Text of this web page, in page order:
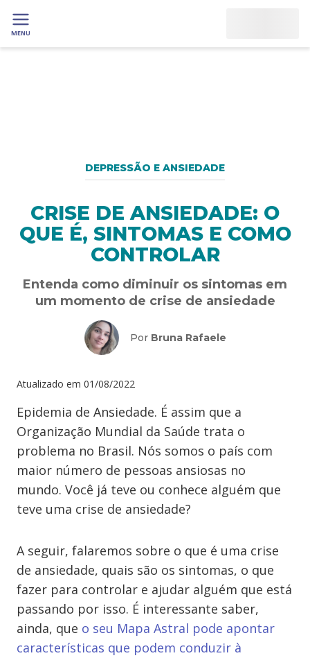
MENU
DEPRESSÃO E ANSIEDADE
CRISE DE ANSIEDADE: O
QUE É, SINTOMAS E COMO
CONTROLAR
Entenda como diminuir os sintomas em
um momento de crise de ansiedade
Por Bruna Rafaele
Atualizado em 01/08/2022
Epidemia de Ansiedade. É assim que a
Organização Mundial da Saúde trata o
problema no Brasil. Nós somos o país com
maior número de pessoas ansiosas no
mundo. Você já teve ou conhece alguém que
teve uma crise de ansiedade?
A seguir, falaremos sobre o que é uma crise
de ansiedade, quais são os sintomas, o que
fazer para controlar e ajudar alguém que está
passando por isso. É interessante saber,
ainda, que o seu Mapa Astral pode apontar
características que podem conduzir à